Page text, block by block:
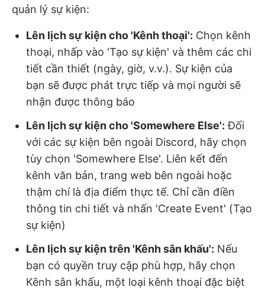
quản lý sự kiện:
Lên lịch sự kiện cho 'Kênh thoại': Chọn kênh
thoại, nhấp vào 'Tạo sự kiện' và thêm các chi
tiết cần thiết (ngày, giờ, v.v.). Sự kiện của
bạn sẽ được phát trực tiếp và mọi người sẽ
nhận được thông báo
Lên lịch sự kiện cho 'Somewhere Else': Đối
với các sự kiện bên ngoài Discord, hãy chọn
tùy chọn 'Somewhere Else'. Liên kết đến
kênh văn bản, trang web bên ngoài hoặc
thậm chí là địa điểm thực tế. Chỉ cần điền
thông tin chi tiết và nhấn 'Create Event' (Tạo
sự kiện)
Lên lịch sự kiện trên 'Kênh sân khấu': Nếu
bạn có quyền truy cập phù hợp, hãy chọn
Kênh sân khấu, một loại kênh thoại đặc biệt